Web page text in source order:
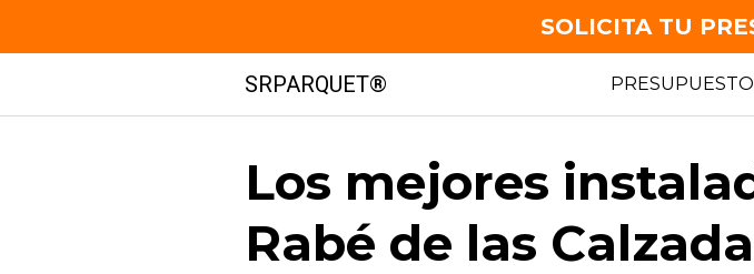
contenido
SRPARQUET®
Los mejores
Rabé de las
SOLICITA TU